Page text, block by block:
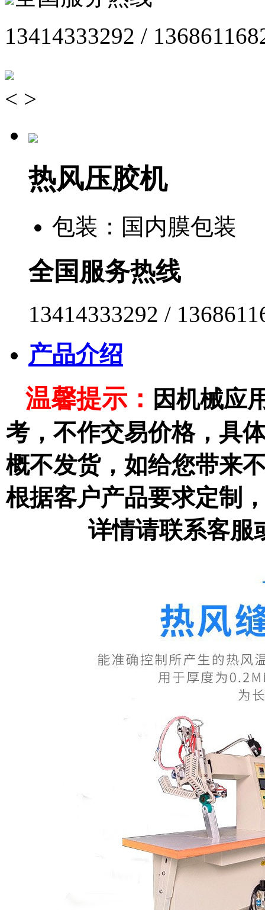
13414333292 /
< >
热风压胶机
包装： 国内膜包装
全国服务热线
13414333292 /
产品介绍
温馨提示： 因机械应
考，不作交易价格，具
概不发货，如给您带来
根据客户产品要求定制
详情请联系客服